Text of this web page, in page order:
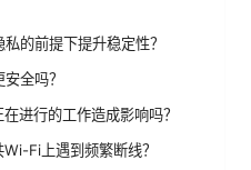
的前提下提升稳定性？
全吗？
进行的工作造成影响吗？
Fi上遇到频繁断线？